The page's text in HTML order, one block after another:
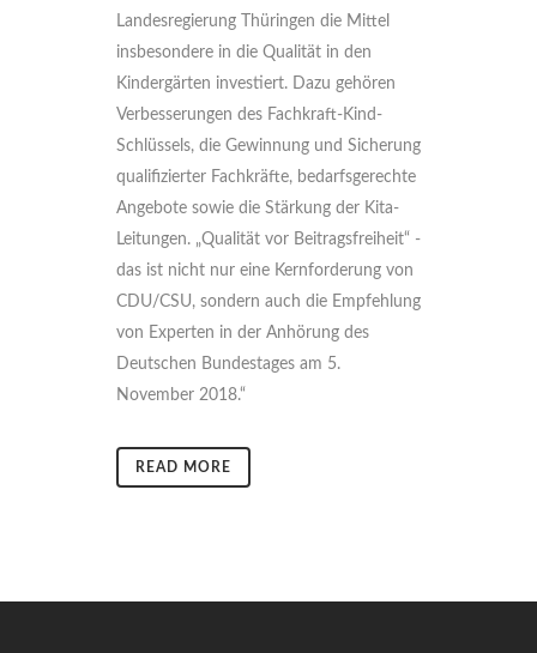
Landesregierung Thüringen die Mittel
insbesondere in die Qualität in den
Kindergärten investiert. Dazu gehören
Verbesserungen des Fachkraft-Kind-
Schlüssels, die Gewinnung und Sicherung
qualifizierter Fachkräfte, bedarfsgerechte
Angebote sowie die Stärkung der Kita-
Leitungen. „Qualität vor Beitragsfreiheit“ -
das ist nicht nur eine Kernforderung von
CDU/CSU, sondern auch die Empfehlung
von Experten in der Anhörung des
Deutschen Bundestages am 5.
November 2018.“
READ MORE